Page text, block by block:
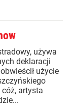
używa
deklaracji
użycie
artysta